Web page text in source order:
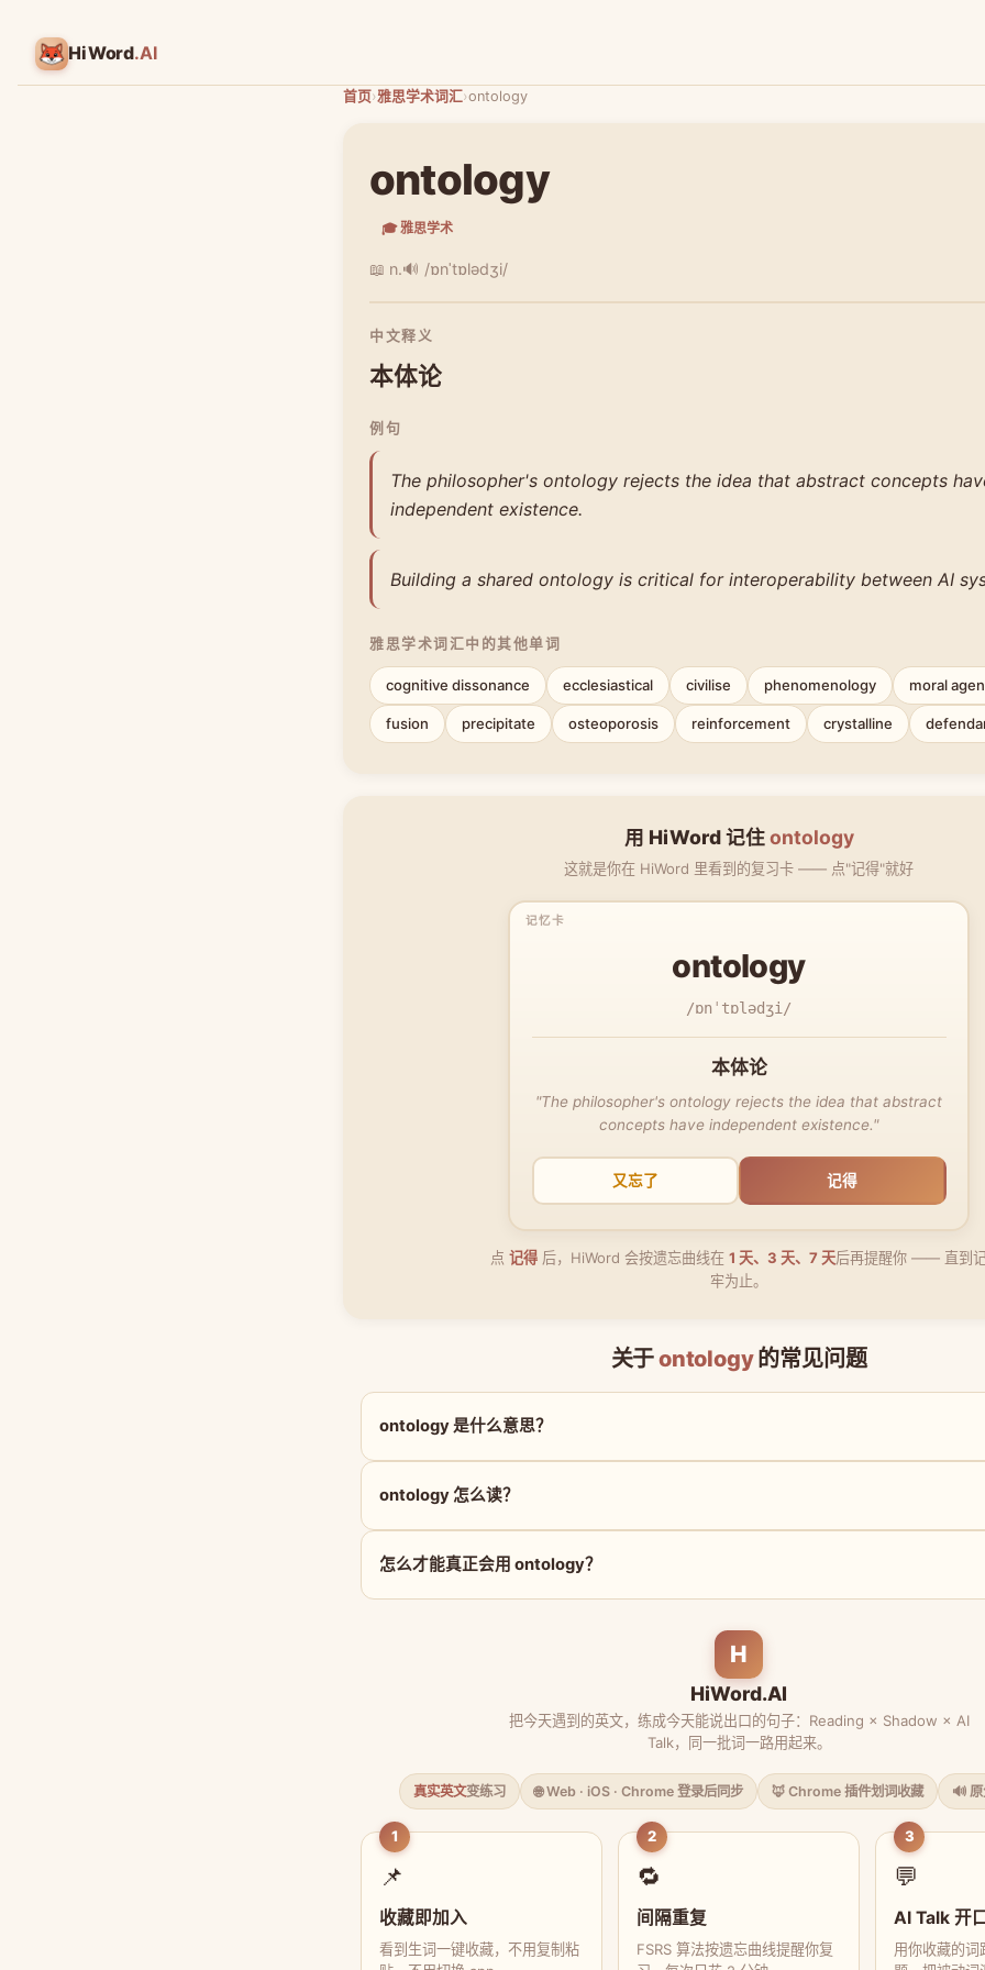
HiWord.AI
首页›雅思学术词汇›ontology
ontology
🎓 雅思学术
📖 n.🔊 /ɒnˈtɒlədʒi/
中文释义
本体论
例句
The philosopher's ontology rejects the idea that abstract concepts
independent existence.
Building a shared ontology is critical for interoperability between AI
雅思学术词汇中的其他单词
cognitive dissonance ecclesiastical civilise phenomenology moral
fusion precipitate osteoporosis reinforcement crystalline
用 HiWord 记住ontology
这就是你在 HiWord 里看到的复习卡 —— 点"记得"就好
ontology
/ɒnˈtɒlədʒi/
本体论
"The philosopher's ontology rejects the idea that abstract
concepts have independent existence."
又忘了 记得
点 记得 后，HiWord 会按遗忘曲线在 1 天、3 天、7 天后再提醒你 —— 直到
牢为止。
关于ontology的常见问题
ontology 是什么意思？
ontology 怎么读？
怎么才能真正会用 ontology？
H
HiWord.AI
把今天遇到的英文，练成今天能说出口的句子：Reading × Shadow × AI
Talk，同一批词一路用起来。
真实英文变练习 🌐 Web · iOS · Chrome 登录后同步 🦊 Chrome 插件划词收藏 🔊
1
📌
收藏即加入
看到生词一键收藏，不用复制粘
2
🔁
间隔重复
FSRS 算法按遗忘曲线提醒你复
3
💬
AI Talk 开
用你收藏的词